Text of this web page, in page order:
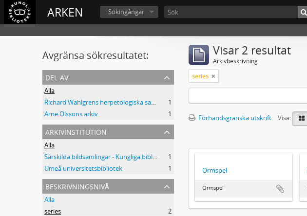
ARKEN Sökingångar
Avgränsa sökresultatet:
del av
Alla
Richard Wahlgrens herpetologiska samling
1
Arne Olssons arkiv
1
arkivinstitution
Alla
Särskilda bildsamlingar - Kungliga biblioteket
1
Umeå universitetsbibliotek
1
beskrivningsnivå
Alla
series
2
Visar 2 resultat
Arkivbeskrivning
series
Förhandsgranska utskrift
Visa:
Ormspel
Ormspel